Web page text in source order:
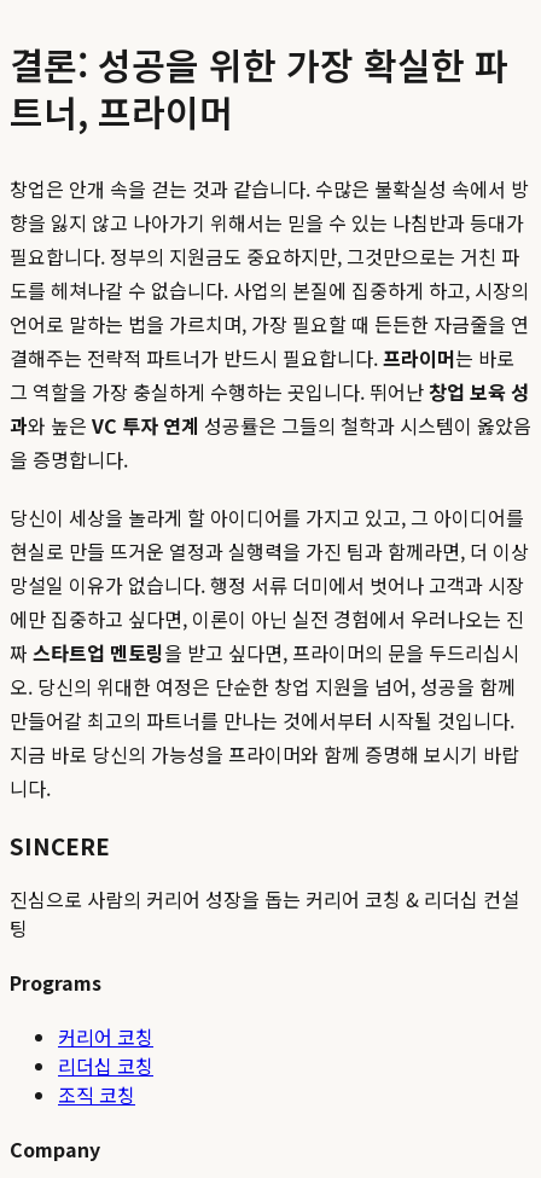
결론: 성공을 위한 가장 확실한 파
트너, 프라이머
창업은 안개 속을 걷는 것과 같습니다. 수많은 불확실성 속에서 방
향을 잃지 않고 나아가기 위해서는 믿을 수 있는 나침반과 등대가
필요합니다. 정부의 지원금도 중요하지만, 그것만으로는 거친 파
도를 헤쳐나갈 수 없습니다. 사업의 본질에 집중하게 하고, 시장의
언어로 말하는 법을 가르치며, 가장 필요할 때 든든한 자금줄을 연
결해주는 전략적 파트너가 반드시 필요합니다.프라이머는 바로
그 역할을 가장 충실하게 수행하는 곳입니다. 뛰어난창업 보육 성
과와 높은 VC 투자 연계 성공률은 그들의 철학과 시스템이 옳았음
을 증명합니다.
당신이 세상을 놀라게 할 아이디어를 가지고 있고, 그 아이디어를
현실로 만들 뜨거운 열정과 실행력을 가진 팀과 함께라면, 더 이상
망설일 이유가 없습니다. 행정 서류 더미에서 벗어나 고객과 시장
에만 집중하고 싶다면, 이론이 아닌 실전 경험에서 우러나오는 진
짜 스타트업 멘토링을 받고 싶다면, 프라이머의 문을 두드리십시
오. 당신의 위대한 여정은 단순한 창업 지원을 넘어, 성공을 함께
만들어갈 최고의 파트너를 만나는 것에서부터 시작될 것입니다.
지금 바로 당신의 가능성을 프라이머와 함께 증명해 보시기 바랍
니다.
SINCERE
진심으로 사람의 커리어 성장을 돕는 커리어 코칭 & 리더십 컨설
팅
Programs
커리어 코칭
리더십 코칭
조직 코칭
Company